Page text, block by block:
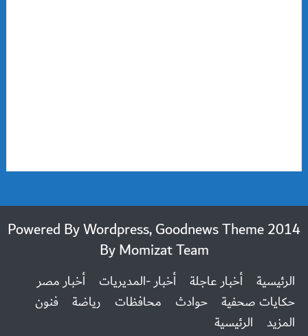
2014 Powered By Wordpress, Goodnews Theme
ByMomizat Team
الرئيسية أخبار عاجلة أخبار -المديريات
أخبار مصر
حكايات صحفية
حوادث محافظات رياضة
فنون
المزيد
الرئيسية